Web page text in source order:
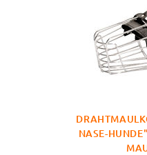
NASE-